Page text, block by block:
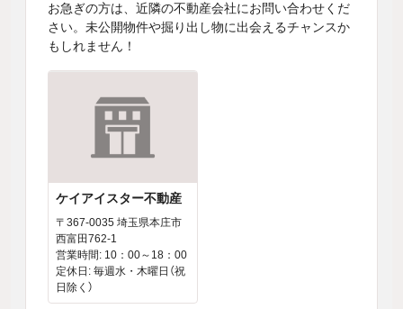
お急ぎの方は、近隣の不動産会社にお問い合わせくだ
さい。未公開物件や掘り出し物に出会えるチャンスか
もしれません！
ケイアイスター不動産
〒367-0035 埼玉県本庄市
西富田762-1
営業時間: 10：00～18：00
定休日: 毎週水・木曜日（祝
日除く）